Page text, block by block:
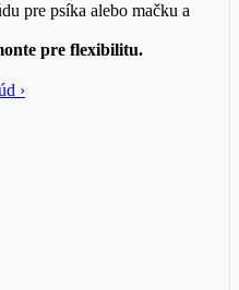
pre psíka alebo mačku a
pre flexibilitu.
›